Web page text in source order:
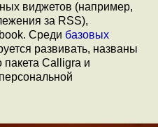
виджетов (например,
за RSS),
Среди базовых
развивать, названы
Calligra и